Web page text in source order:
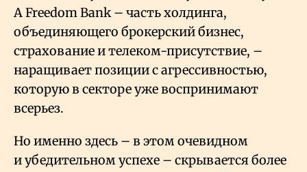
А Freedom Bank – часть холдинга,
объединяющего брокерский бизнес,
страхование и телеком-присутствие, –
наращивает позиции с агрессивностью,
которую в секторе уже воспринимают
всерьез.
Но именно здесь – в этом очевидном
и убедительном успехе – скрывается более